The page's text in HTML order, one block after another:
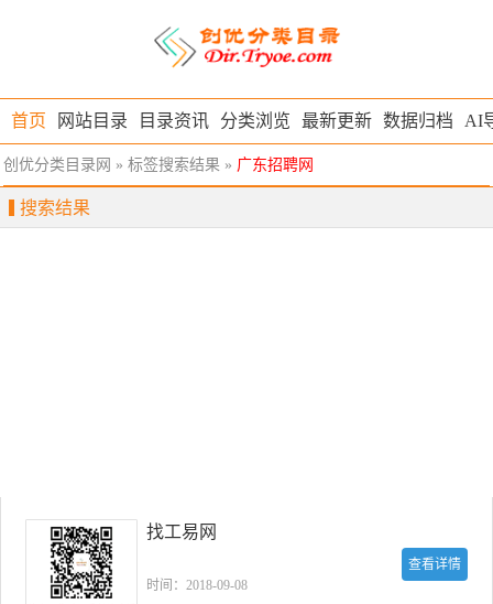
首页 网站目录 目录资讯 分类浏览 最新更新 数据归档 AI
创优分类目录网 » 标签搜索结果 » 广东招聘网
搜索结果
找工易网
时间：2018-09-08
查看详情